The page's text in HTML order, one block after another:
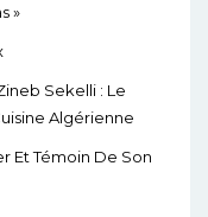
»
Sekelli : Le
Algérienne
Et Témoin De Son